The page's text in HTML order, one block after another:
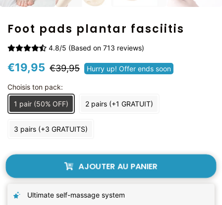
Foot pads plantar fasciitis
4.8/5 (Based on 713 reviews)
€19,95
Prix
régulier
€39,95 Prix
réduit
Hurry up! Offer ends soon
Choisis ton pack:
1 pair (50% OFF)
2 pairs (+1 GRATUIT)
3 pairs (+3 GRATUITS)
AJOUTER AU PANIER
Ultimate self-massage system